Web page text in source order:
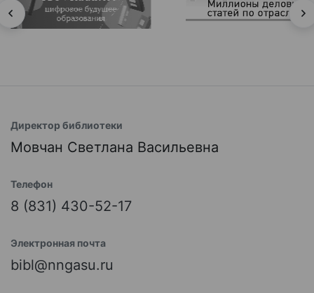
Директор библиотеки
Мовчан Светлана Васильевна
Телефон
8 (831) 430-52-17
Электронная почта
bibl@nngasu.ru